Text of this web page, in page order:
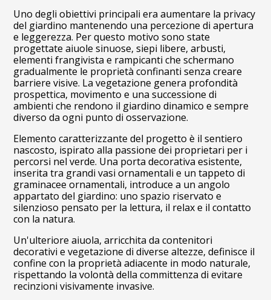
HOME
CHI SIAMO
PROGETTI
Uno degli obiettivi principali era aumentare la privacy
del giardino mantenendo una percezione di apertura
e leggerezza. Per questo motivo sono state
progettate aiuole sinuose, siepi libere, arbusti,
elementi frangivista e rampicanti che schermano
gradualmente le proprietà confinanti senza creare
barriere visive. La vegetazione genera profondità
prospettica, movimento e una successione di
ambienti che rendono il giardino dinamico e sempre
diverso da ogni punto di osservazione.
Elemento caratterizzante del progetto è il sentiero
nascosto, ispirato alla passione dei proprietari per i
percorsi nel verde. Una porta decorativa esistente,
inserita tra grandi vasi ornamentali e un tappeto di
graminacee ornamentali, introduce a un angolo
appartato del giardino: uno spazio riservato e
silenzioso pensato per la lettura, il relax e il contatto
con la natura.
Un'ulteriore aiuola, arricchita da contenitori
decorativi e vegetazione di diverse altezze, definisce il
confine con la proprietà adiacente in modo naturale,
rispettando la volontà della committenza di evitare
recinzioni visivamente invasive.